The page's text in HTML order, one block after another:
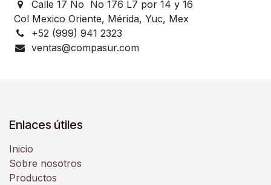
Calle 17 No No 176 L7 por 14 y 16
Col Mexico Oriente, Mérida, Yuc, Mex
+52 (999) 941 2323
ventas@compasur.com
Enlaces útiles
Inicio
Sobre nosotros
Productos